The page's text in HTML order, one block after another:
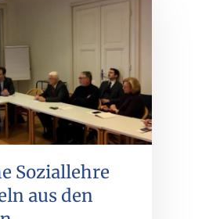
Soziallehre
aus den